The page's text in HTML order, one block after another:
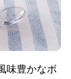
味豊かなボ